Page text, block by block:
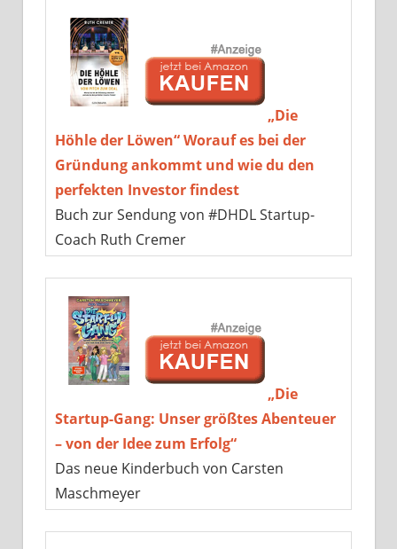
„Die
Höhle der Löwen“ Worauf es bei der
Gründung ankommt und wie du den
perfekten Investor findest
Buch zur Sendung von #DHDL Startup-
Coach Ruth Cremer
„Die
Startup-Gang: Unser größtes Abenteuer
– von der Idee zum Erfolg“
Das neue Kinderbuch von Carsten
Maschmeyer